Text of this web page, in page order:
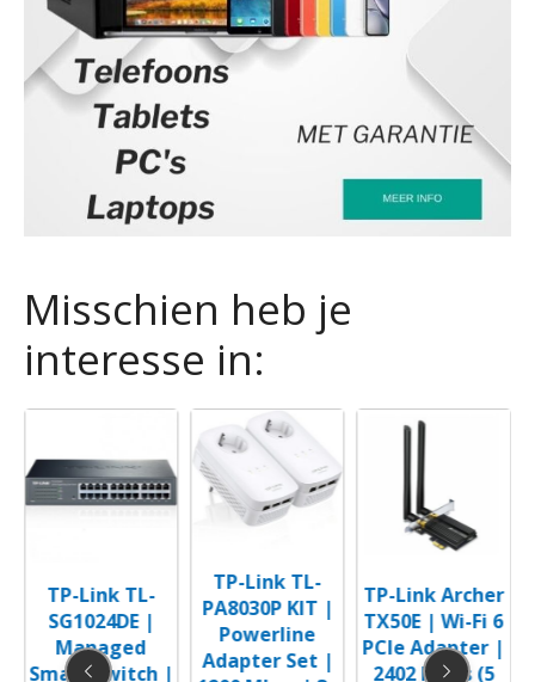
Misschien heb je
interesse in:
TP-Link TL-
SG1024DE |
Managed
Smart Switch |
TP-Link TL-
PA8030P KIT |
Powerline
Adapter Set |
TP-Link Archer
TX50E | Wi-Fi 6
PCIe Adapter |
2402 Mbps (5